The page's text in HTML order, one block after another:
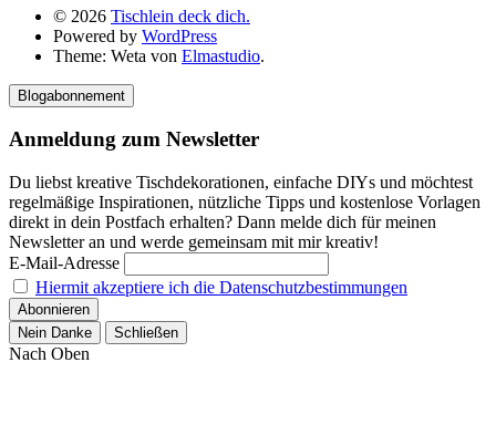
© 2026 Tischlein deck dich.
Powered by WordPress
Theme: Weta von Elmastudio.
Blogabonnement
Anmeldung zum Newsletter
Du liebst kreative Tischdekorationen, einfache DIYs und möchtest
regelmäßige Inspirationen, nützliche Tipps und kostenlose Vorlagen
direkt in dein Postfach erhalten? Dann melde dich für meinen
Newsletter an und werde gemeinsam mit mir kreativ!
E-Mail-Adresse
Hiermit akzeptiere ich die Datenschutzbestimmungen
Nein Danke Schließen
Nach Oben